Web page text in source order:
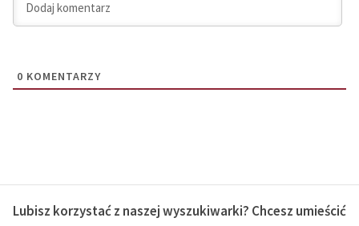
0 KOMENTARZY
Lubisz korzystać z naszej wyszukiwarki? Chcesz umieścić